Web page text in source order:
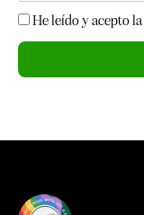
He leído y acepto la